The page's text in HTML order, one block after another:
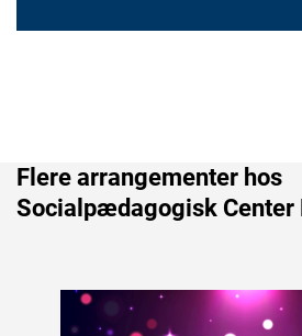
Flere arrangementer hos
Socialpædagogisk Center